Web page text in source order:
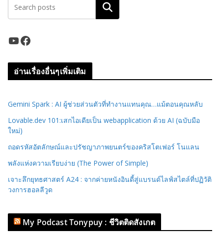
ค้นหา
YouTube Facebook
อ่านเรื่องอื่นๆเพิ่มเติม
Gemini Spark : AI ผู้ช่วยส่วนตัวที่ทำงานแทนคุณ…แม้ตอนคุณหลับ
Lovable.dev 101:เสกไอเดียเป็น webapplication ด้วย AI (ฉบับมือ
ใหม่)
ถอดรหัสอัตลักษณ์และปรัชญาภาพยนตร์ของคริสโตเฟอร์ โนแลน
พลังแห่งความเรียบง่าย (The Power of Simple)
เจาะลึกยุทธศาสตร์ A24 : จากค่ายหนังอินดี้สู่แบรนด์ไลฟ์สไตล์ที่ปฏิวัติ
วงการฮอลลีวูด
My Podcast Tonypuy : ชีวิตติดสังเกต